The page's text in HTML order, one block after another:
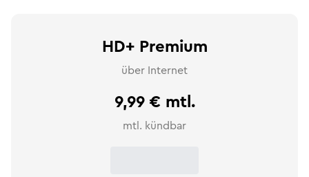
HD+ Premium
über Internet
9,99 € mtl.
mtl. kündbar